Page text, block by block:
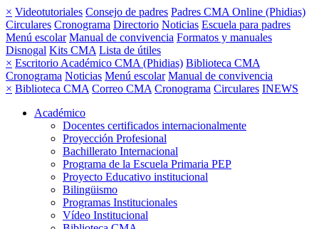
× Videotutoriales Consejo de padres Padres CMA Online (Phidias)
Circulares Cronograma Directorio Noticias Escuela para padres
Menú escolar Manual de convivencia Formatos y manuales
Disnogal Kits CMA Lista de útiles
× Escritorio Académico CMA (Phidias) Biblioteca CMA
Cronograma Noticias Menú escolar Manual de convivencia
× Biblioteca CMA Correo CMA Cronograma Circulares INEWS
Académico
Docentes certificados internacionalmente
Proyección Profesional
Bachillerato Internacional
Programa de la Escuela Primaria PEP
Proyecto Educativo institucional
Bilingüismo
Programas Institucionales
Vídeo Institucional